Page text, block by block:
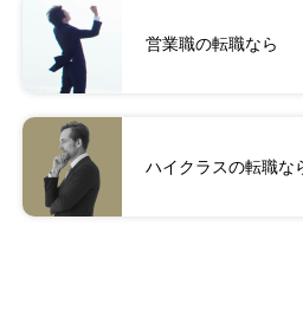
営業職の転職なら
ハイクラスの転職な